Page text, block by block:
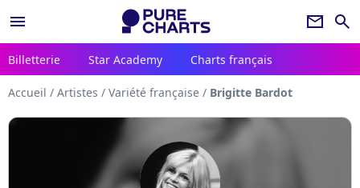
menu newsletter search
Billetterie Star Academy Charts français
Accueil / Artistes / Variété française / Brigitte Bardot